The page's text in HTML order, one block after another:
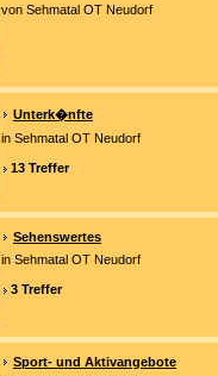
von Sehmatal OT Neudorf
Unterk�nfte
in Sehmatal OT Neudorf
13 Treffer
Sehenswertes
in Sehmatal OT Neudorf
3 Treffer
Sport- und Aktivangebote